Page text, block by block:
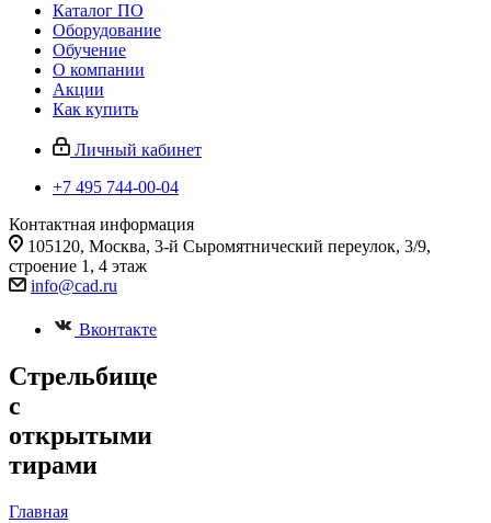
Каталог ПО
Оборудование
Обучение
О компании
Акции
Как купить
Личный кабинет
+7 495 744-00-04
Контактная информация
105120, Москва, 3-й Сыромятнический переулок, 3/9,
строение 1, 4 этаж
info@cad.ru
Вконтакте
Стрельбище
с
открытыми
тирами
Главная